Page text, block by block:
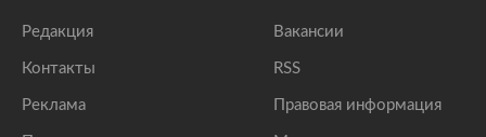
Редакция
Контакты
Реклама
Вакансии
RSS
Правовая информация